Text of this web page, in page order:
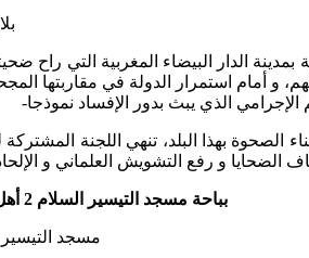
الذكرى التاسعة عشر لتفجيرات 16 ماي 2003 الأليمة
و أمام استمرار الدولة في
الذي يبث بدور الإفساد نموذجا-
بهذا البلد، تنهي اللجنة المشتركة
بباحة مسجد التيسير السلام 2 أهل الغلام البرنوصي بالدار البيضاء
مسجد